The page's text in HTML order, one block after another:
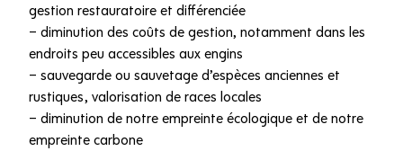
gestion restauratoire et différenciée
– diminution des coûts de gestion, notamment dans les
endroits peu accessibles aux engins
– sauvegarde ou sauvetage d’espèces anciennes et
rustiques, valorisation de races locales
– diminution de notre empreinte écologique et de notre
empreinte carbone